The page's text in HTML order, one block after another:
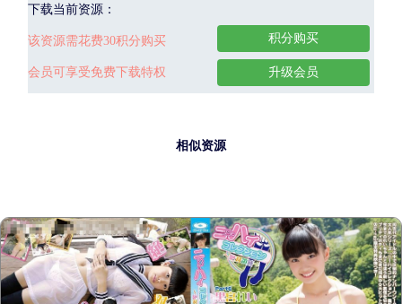
下载当前资源：
该资源需花费30积分购买
会员可享受免费下载特权
积分购买
升级会员
相似资源